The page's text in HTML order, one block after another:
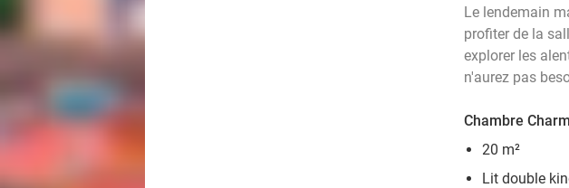
Le lendemain
profiter de la
explorer les
n'aurez pas
Chambre
20 m²
Lit double